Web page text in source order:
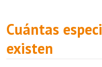
Cuántas
existen